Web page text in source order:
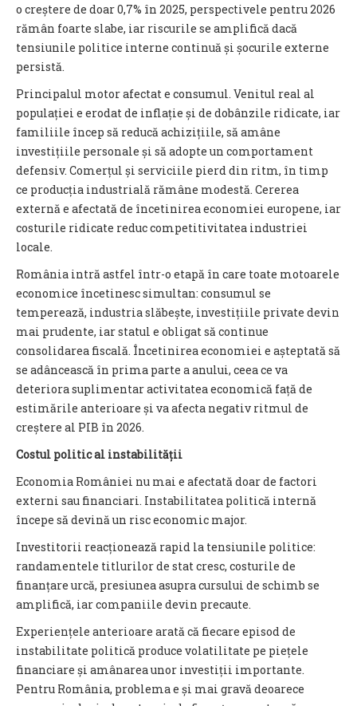
o creștere de doar 0,7% în 2025, perspectivele pentru 2026
rămân foarte slabe, iar riscurile se amplifică dacă
tensiunile politice interne continuă și șocurile externe
persistă.
Principalul motor afectat e consumul. Venitul real al
populației e erodat de inflație și de dobânzile ridicate, iar
familiile încep să reducă achizițiile, să amâne
investițiile personale și să adopte un comportament
defensiv. Comerțul și serviciile pierd din ritm, în timp
ce producția industrială rămâne modestă. Cererea
externă e afectată de încetinirea economiei europene, iar
costurile ridicate reduc competitivitatea industriei
locale.
România intră astfel într-o etapă în care toate motoarele
economice încetinesc simultan: consumul se
temperează, industria slăbește, investițiile private devin
mai prudente, iar statul e obligat să continue
consolidarea fiscală. Încetinirea economiei e așteptată să
se adâncească în prima parte a anului, ceea ce va
deteriora suplimentar activitatea economică față de
estimările anterioare și va afecta negativ ritmul de
creștere al PIB în 2026.
Costul politic al instabilității
Economia României nu mai e afectată doar de factori
externi sau financiari. Instabilitatea politică internă
începe să devină un risc economic major.
Investitorii reacționează rapid la tensiunile politice:
randamentele titlurilor de stat cresc, costurile de
finanțare urcă, presiunea asupra cursului de schimb se
amplifică, iar companiile devin precaute.
Experiențele anterioare arată că fiecare episod de
instabilitate politică produce volatilitate pe piețele
financiare și amânarea unor investiții importante.
Pentru România, problema e și mai gravă deoarece